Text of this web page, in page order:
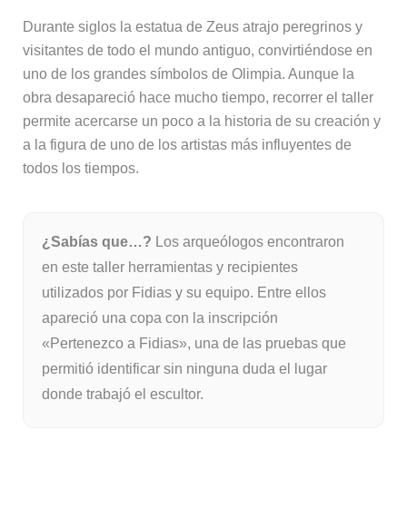
Durante siglos la estatua de Zeus atrajo peregrinos y
visitantes de todo el mundo antiguo, convirtiéndose en
uno de los grandes símbolos de Olimpia. Aunque la
obra desapareció hace mucho tiempo, recorrer el taller
permite acercarse un poco a la historia de su creación y
a la figura de uno de los artistas más influyentes de
todos los tiempos.
¿Sabías que…? Los arqueólogos encontraron
en este taller herramientas y recipientes
utilizados por Fidias y su equipo. Entre ellos
apareció una copa con la inscripción
«Pertenezco a Fidias», una de las pruebas que
permitió identificar sin ninguna duda el lugar
donde trabajó el escultor.